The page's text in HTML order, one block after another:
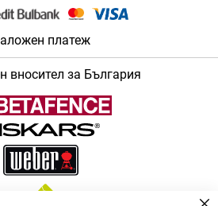
платеж
вносител за България